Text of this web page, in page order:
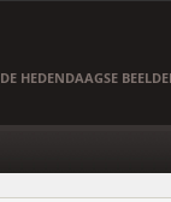
HEDENDAAGSE